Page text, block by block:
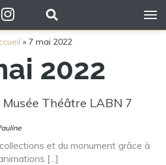
» 7 mai 2022
2022
Musée Théâtre LABN 7
et du monument grâce à
[...]